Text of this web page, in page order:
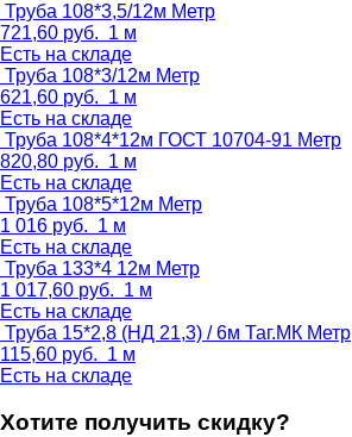
Труба 108*3,5/12м Метр
721,60 руб. 1 м
Есть на складе
Труба 108*3/12м Метр
621,60 руб. 1 м
Есть на складе
Труба 108*4*12м ГОСТ 10704-91 Метр
820,80 руб. 1 м
Есть на складе
Труба 108*5*12м Метр
1 016 руб. 1 м
Есть на складе
Труба 133*4 12м Метр
1 017,60 руб. 1 м
Есть на складе
Труба 15*2,8 (НД 21,3) / 6м Таг.МК Метр
115,60 руб. 1 м
Есть на складе
Хотите получить скидку?